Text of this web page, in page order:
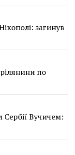
загинув
по
Сербії Вучичем: